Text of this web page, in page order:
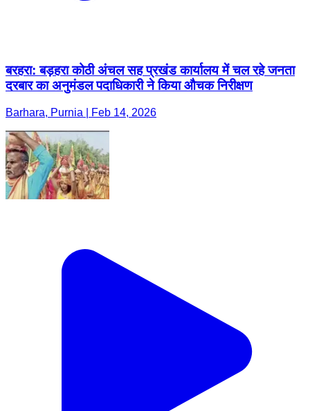
बरहरा: बड़हरा कोठी अंचल सह प्रखंड कार्यालय में चल रहे जनता
दरबार का अनुमंडल पदाधिकारी ने किया औचक निरीक्षण
Barhara, Purnia | Feb 14, 2026